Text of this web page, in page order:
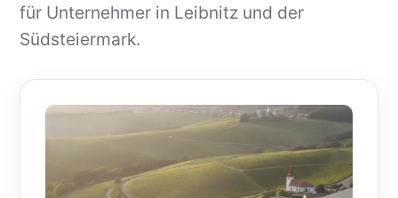
für Unternehmer in Leibnitz und der
Südsteiermark.